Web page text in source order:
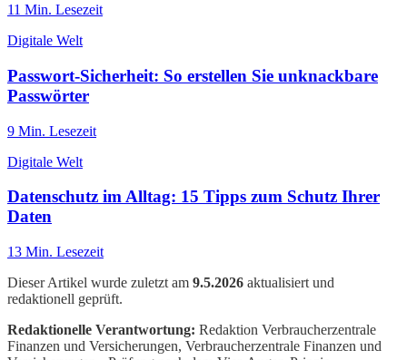
11 Min. Lesezeit
Digitale Welt
Passwort-Sicherheit: So erstellen Sie unknackbare
Passwörter
9 Min. Lesezeit
Digitale Welt
Datenschutz im Alltag: 15 Tipps zum Schutz Ihrer
Daten
13 Min. Lesezeit
Dieser Artikel wurde zuletzt am 9.5.2026 aktualisiert und
redaktionell geprüft.
Redaktionelle Verantwortung: Redaktion Verbraucherzentrale
Finanzen und Versicherungen, Verbraucherzentrale Finanzen und